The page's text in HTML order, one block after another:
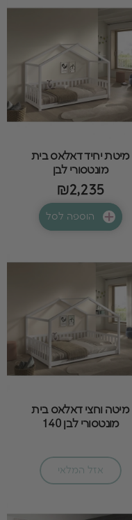
מיטת יחיד דאלאס בית
מונטסורי לבן
₪2,235
הוספה לסל
מיטה וחצי דאלאס בית
מונטסורי לבן 140
אזל המלאי